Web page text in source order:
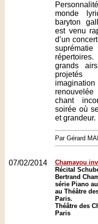
monde
baryton
est venu
d’un
grands
chant
soirée où
et grandeur.
Par Gérard
07/02/2014
Chamayou
Récital
Bertrand
série Piano
au Théâtre
Paris.
Théâtre des
Paris